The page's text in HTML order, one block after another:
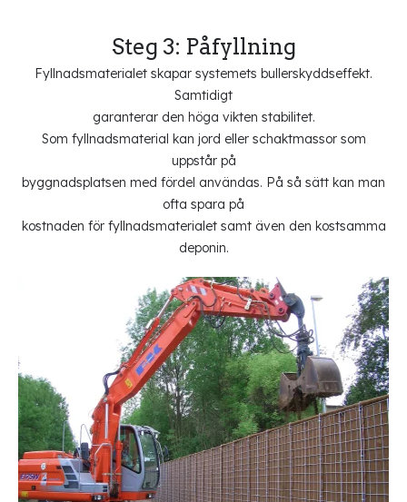
Steg 3: Påfyllning
Fyllnadsmaterialet skapar systemets bullerskyddseffekt.
Samtidigt
garanterar den höga vikten stabilitet.
Som fyllnadsmaterial kan jord eller schaktmassor som
uppstår på
byggnadsplatsen med fördel användas. På så sätt kan man
ofta spara på
kostnaden för fyllnadsmaterialet samt även den kostsamma
deponin.